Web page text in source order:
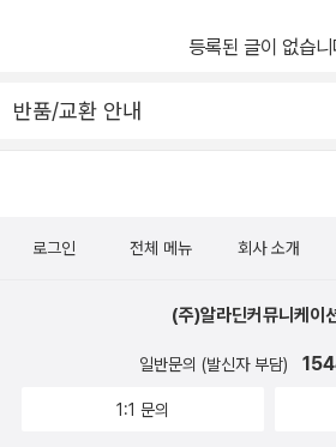
등록된 글이 없습
반품/교환 안내
로그인 전체 메뉴 회사 소개
(주)알라딘커뮤니케이
일반문의 (발신자 부담)
1:1 문의